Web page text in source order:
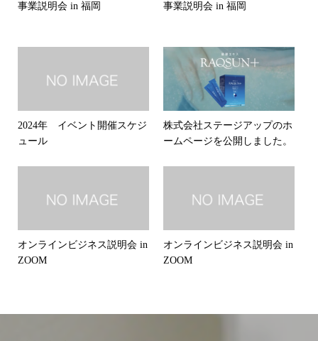
事業説明会 in 福岡 事業説明会 in 福岡
2024年 イベント開催スケジ
ュール
株式会社ステージアップのホ
ームページを公開しました。
オンラインビジネス説明会 in
ZOOM
オンラインビジネス説明会 in
ZOOM